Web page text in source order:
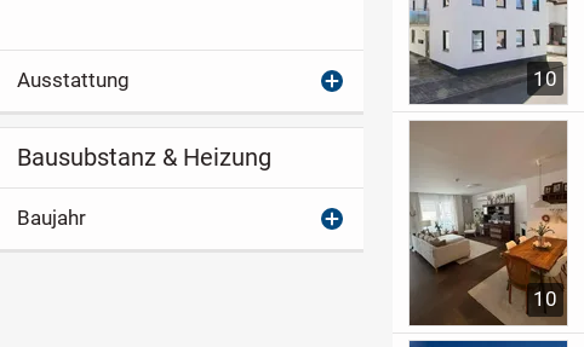
10
10
Ausstattung
Bausubstanz & Heizung
Baujahr